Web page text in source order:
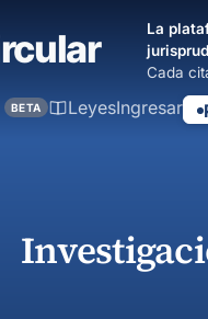
La
Cada
Ingresar
BETA Leyes